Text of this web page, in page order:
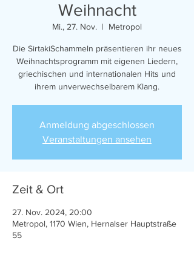
Weihnacht
Mi., 27. Nov.
  |
Metropol
Die SirtakiSchammeln präsentieren ihr neues
Weihnachtsprogramm mit eigenen Liedern,
griechischen und internationalen Hits und
ihrem unverwechselbarem Klang.
Anmeldung abgeschlossen
Veranstaltungen ansehen
Zeit & Ort
27. Nov. 2024, 20:00
Metropol, 1170 Wien, Hernalser Hauptstraße
55